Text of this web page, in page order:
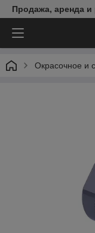
Продажа, аренда и
Окрасочное и